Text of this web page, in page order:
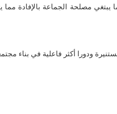
مصلحة الجماعة بالإفادة مما
ودورا أكثر فاعلية في بناء